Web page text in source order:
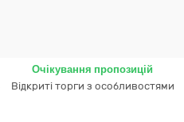
Очікування пропозицій
Відкриті торги з особливостями